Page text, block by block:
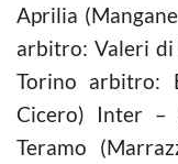
Aprilia
arbitro: Valeri di
Torino arbitro:
Cicero) Inter –
Teramo